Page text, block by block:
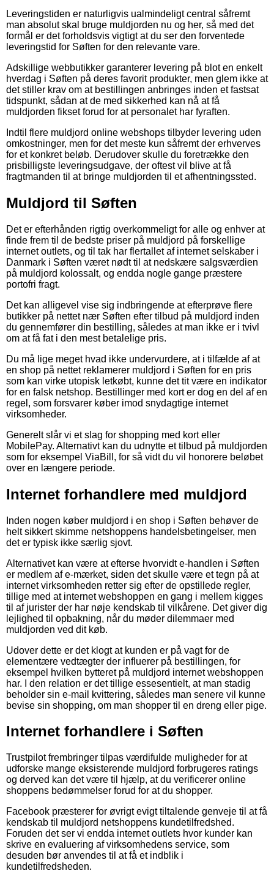
Leveringstiden er naturligvis ualmindeligt central såfremt
man absolut skal bruge muldjorden nu og her, så med det
formål er det forholdsvis vigtigt at du ser den forventede
leveringstid for Søften for den relevante vare.
Adskillige webbutikker garanterer levering på blot en enkelt
hverdag i Søften på deres favorit produkter, men glem ikke at
det stiller krav om at bestillingen anbringes inden et fastsat
tidspunkt, sådan at de med sikkerhed kan nå at få
muldjorden fikset forud for at personalet har fyraften.
Indtil flere muldjord online webshops tilbyder levering uden
omkostninger, men for det meste kun såfremt der erhverves
for et konkret beløb. Derudover skulle du foretrække den
prisbilligste leveringsudgave, der oftest vil blive at få
fragtmanden til at bringe muldjorden til et afhentningssted.
Muldjord til Søften
Det er efterhånden rigtig overkommeligt for alle og enhver at
finde frem til de bedste priser på muldjord på forskellige
internet outlets, og til tak har flertallet af internet selskaber i
Danmark i Søften været nødt til at nedskære salgsværdien
på muldjord kolossalt, og endda nogle gange præstere
portofri fragt.
Det kan alligevel vise sig indbringende at efterprøve flere
butikker på nettet nær Søften efter tilbud på muldjord inden
du gennemfører din bestilling, således at man ikke er i tvivl
om at få fat i den mest betalelige pris.
Du må lige meget hvad ikke undervurdere, at i tilfælde af at
en shop på nettet reklamerer muldjord i Søften for en pris
som kan virke utopisk letkøbt, kunne det tit være en indikator
for en falsk netshop. Bestillinger med kort er dog en del af en
regel, som forsvarer køber imod snydagtige internet
virksomheder.
Generelt slår vi et slag for shopping med kort eller
MobilePay. Alternativt kan du udnytte et tilbud på muldjorden
som for eksempel ViaBill, for så vidt du vil honorere beløbet
over en længere periode.
Internet forhandlere med muldjord
Inden nogen køber muldjord i en shop i Søften behøver de
helt sikkert skimme netshoppens handelsbetingelser, men
det er typisk ikke særlig sjovt.
Alternativet kan være at efterse hvorvidt e-handlen i Søften
er medlem af e-mærket, siden det skulle være et tegn på at
internet virksomheden retter sig efter de opstillede regler,
tillige med at internet webshoppen en gang i mellem kigges
til af jurister der har nøje kendskab til vilkårene. Det giver dig
lejlighed til opbakning, når du møder dilemmaer med
muldjorden ved dit køb.
Udover dette er det klogt at kunden er på vagt for de
elementære vedtægter der influerer på bestillingen, for
eksempel hvilken bytteret på muldjord internet webshoppen
har. I den relation er det tillige essesentielt, at man stadig
beholder sin e-mail kvittering, således man senere vil kunne
bevise sin shopping, om man shopper til en dreng eller pige.
Internet forhandlere i Søften
Trustpilot frembringer tilpas værdifulde muligheder for at
udforske mange eksisterende muldjord forbrugeres ratings
og derved kan det være til hjælp, at du verificerer online
shoppens bedømmelser forud for at du shopper.
Facebook præsterer for øvrigt evigt tiltalende genveje til at få
kendskab til muldjord netshoppens kundetilfredshed.
Foruden det ser vi endda internet outlets hvor kunder kan
skrive en evaluering af virksomhedens service, som
desuden bør anvendes til at få et indblik i
kundetilfredsheden.